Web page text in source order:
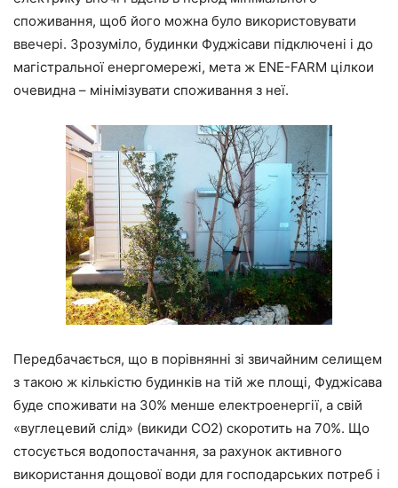
споживання, щоб його можна було використовувати
ввечері. Зрозуміло, будинки Фуджісави підключені і до
магістральної енергомережі, мета ж ENE-FARM цілкои
очевидна – мінімізувати споживання з неї.
Передбачається, що в порівнянні зі звичайним селищем
з такою ж кількістю будинків на тій же площі, Фуджісава
буде споживати на 30% менше електроенергії, а свій
«вуглецевий слід» (викиди CO2) скоротить на 70%. Що
стосується водопостачання, за рахунок активного
використання дощової води для господарських потреб і